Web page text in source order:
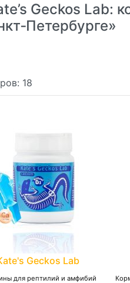
Geckos Lab:
18
Geckos Lab
для рептилий и амфибий